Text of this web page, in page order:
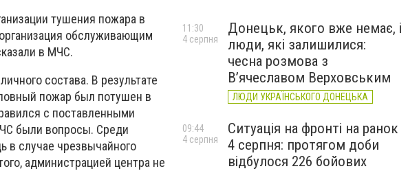
тушения пожара в
обслуживающим
в МЧС.
состава. В результате
пожар был потушен в
с поставленными
были вопросы. Среди
в случае чрезвычайного
администрацией центра не
Донецьк, якого вже немає, і
люди, які залишилися:
чесна розмова з
В’ячеславом Верховським
ЛЮДИ УКРАЇНСЬКОГО ДОНЕЦЬКА
11:30
4 серпня
Ситуація на фронті на ранок
4 серпня: протягом доби
відбулося 226 бойових
09:44
4 серпня